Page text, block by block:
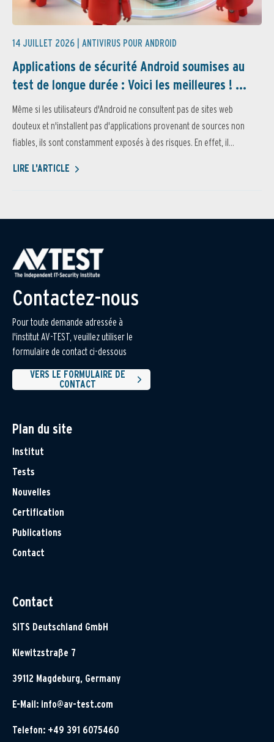
14 JUILLET 2026 | ANTIVIRUS POUR ANDROID
Applications de sécurité Android soumises au
test de longue durée : Voici les meilleures ! ...
Même si les utilisateurs d'Android ne consultent pas de sites web
douteux et n'installent pas d'applications provenant de sources non
fiables, ils sont constamment exposés à des risques. En effet, il...
LIRE L'ARTICLE
Contactez-nous
Pour toute demande adressée à
l'institut AV-TEST, veuillez utiliser le
formulaire de contact ci-dessous
VERS LE FORMULAIRE DE
CONTACT
Plan du site
Institut
Tests
Nouvelles
Certification
Publications
Contact
Contact
SITS Deutschland GmbH
Klewitzstraße 7
39112 Magdeburg, Germany
E-Mail: info@av-test.com
Telefon: +49 391 6075460